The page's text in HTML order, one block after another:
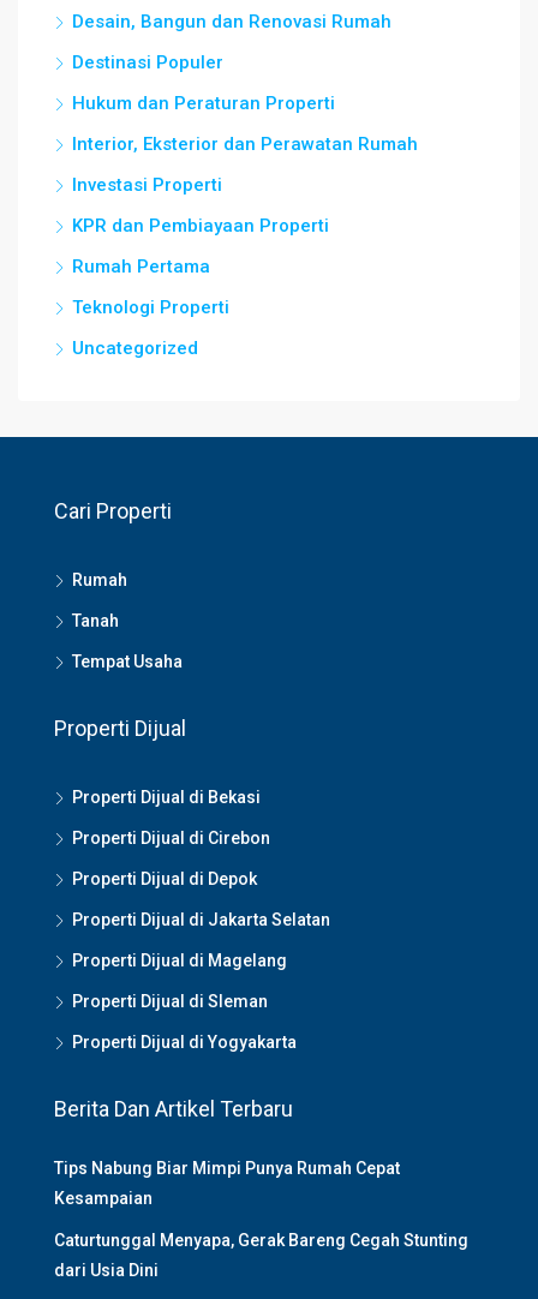
Desain, Bangun dan Renovasi Rumah
Destinasi Populer
Hukum dan Peraturan Properti
Interior, Eksterior dan Perawatan Rumah
Investasi Properti
KPR dan Pembiayaan Properti
Rumah Pertama
Teknologi Properti
Uncategorized
Cari Properti
Rumah
Tanah
Tempat Usaha
Properti Dijual
Properti Dijual di Bekasi
Properti Dijual di Cirebon
Properti Dijual di Depok
Properti Dijual di Jakarta Selatan
Properti Dijual di Magelang
Properti Dijual di Sleman
Properti Dijual di Yogyakarta
Berita Dan Artikel Terbaru
Tips Nabung Biar Mimpi Punya Rumah Cepat
Kesampaian
Caturtunggal Menyapa, Gerak Bareng Cegah Stunting
dari Usia Dini